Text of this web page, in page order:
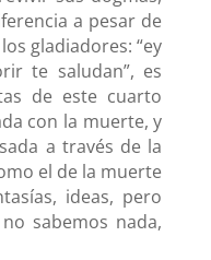
a pesar de
gladiadores: “ey
te saludan”, es
de este cuarto
con la muerte, y
a través de la
el de la muerte
ideas, pero
sabemos nada,